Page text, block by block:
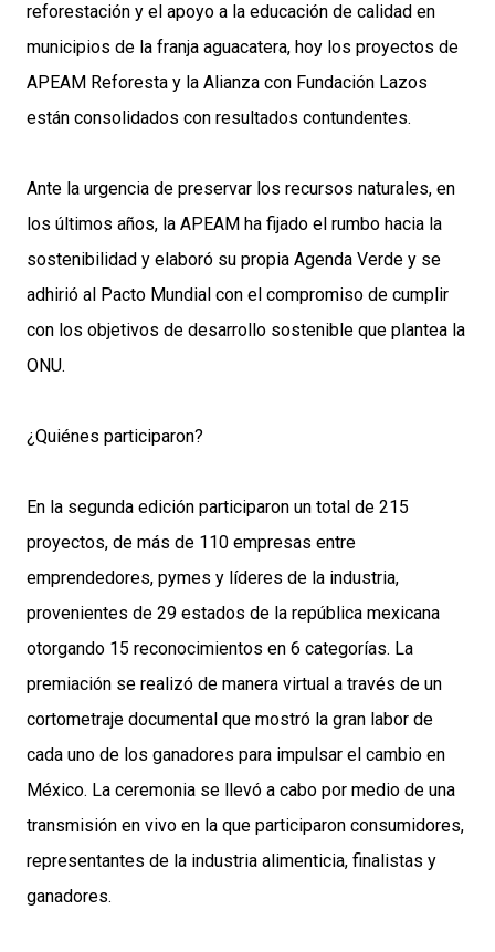
reforestación y el apoyo a la educación de calidad en
municipios de la franja aguacatera, hoy los proyectos de
APEAM Reforesta y la Alianza con Fundación Lazos
están consolidados con resultados contundentes.
Ante la urgencia de preservar los recursos naturales, en
los últimos años, la APEAM ha fijado el rumbo hacia la
sostenibilidad y elaboró su propia Agenda Verde y se
adhirió al Pacto Mundial con el compromiso de cumplir
con los objetivos de desarrollo sostenible que plantea la
ONU.
¿Quiénes participaron?
En la segunda edición participaron un total de 215
proyectos, de más de 110 empresas entre
emprendedores, pymes y líderes de la industria,
provenientes de 29 estados de la república mexicana
otorgando 15 reconocimientos en 6 categorías. La
premiación se realizó de manera virtual a través de un
cortometraje documental que mostró la gran labor de
cada uno de los ganadores para impulsar el cambio en
México. La ceremonia se llevó a cabo por medio de una
transmisión en vivo en la que participaron consumidores,
representantes de la industria alimenticia, finalistas y
ganadores.